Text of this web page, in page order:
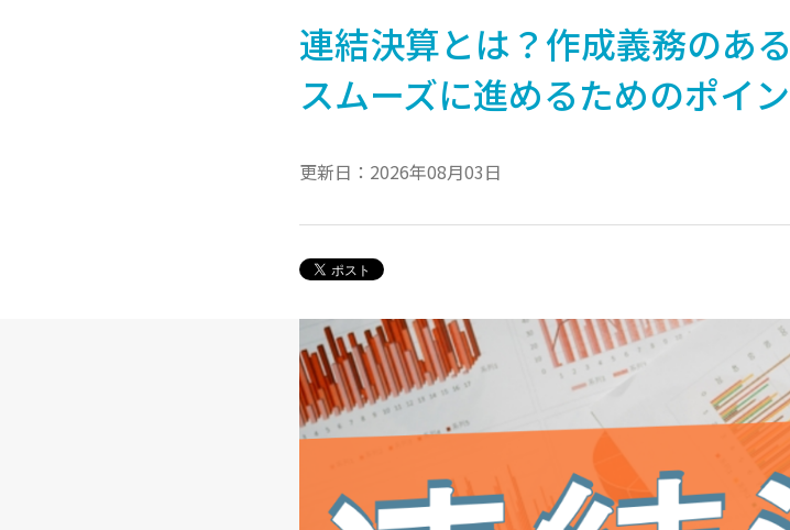
連結決算とは？作成義務のあ
スムーズに進めるためのポイ
更新日：2026年08月03日